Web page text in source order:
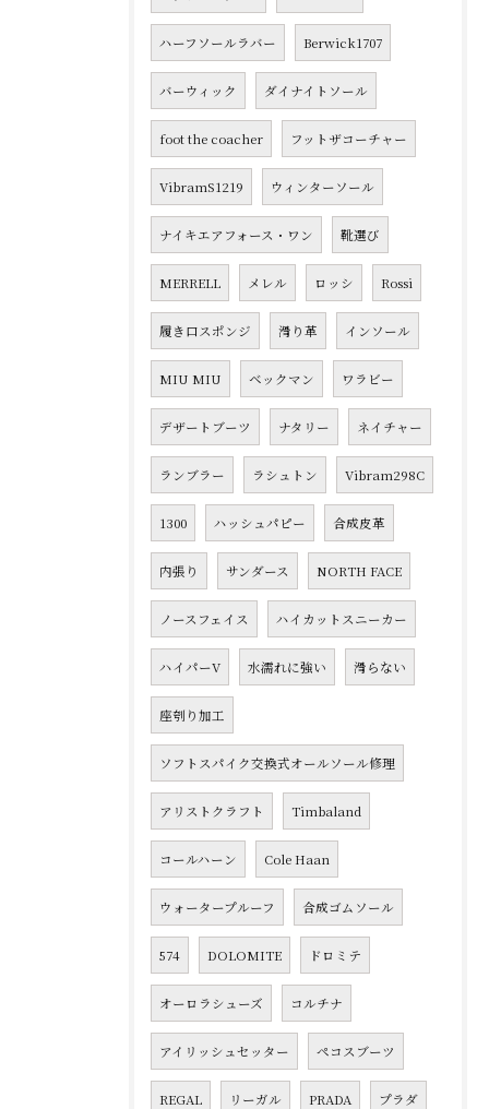
ハーフソールラバー Berwick1707
バーウィック ダイナイトソール
foot the coacher フットザコーチャー
VibramS1219 ウィンターソール
ナイキエアフォース・ワン 靴選び
MERRELL メレル ロッシ Rossi
履き口スポンジ 滑り革 インソール
MIU MIU ベックマン ワラビー
デザートブーツ ナタリー ネイチャー
ランブラー ラシュトン Vibram298C
1300 ハッシュパピー 合成皮革
内張り サンダース NORTH FACE
ノースフェイス ハイカットスニーカー
ハイパーV 水濡れに強い 滑らない
座刳り加工
ソフトスパイク交換式オールソール修理
アリストクラフト Timbaland
コールハーン Cole Haan
ウォータープルーフ 合成ゴムソール
574 DOLOMITE ドロミテ
オーロラシューズ コルチナ
アイリッシュセッター ペコスブーツ
REGAL リーガル PRADA プラダ